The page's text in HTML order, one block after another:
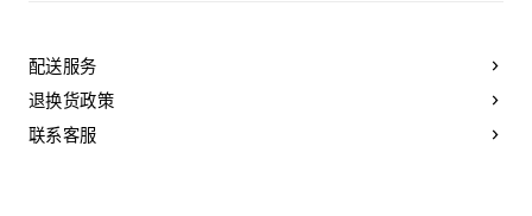
配送服务
退换货政策
联系客服